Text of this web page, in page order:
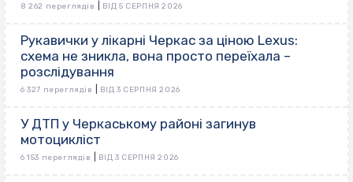
8 262 переглядів ВІД 5 СЕРПНЯ 2026
Рукавички у лікарні Черкас за ціною Lexus:
схема не зникла, вона просто переїхала –
розслідування
6 327 переглядів ВІД 3 СЕРПНЯ 2026
У ДТП у Черкаському районі загинув
мотоцикліст
6 153 переглядів ВІД 3 СЕРПНЯ 2026